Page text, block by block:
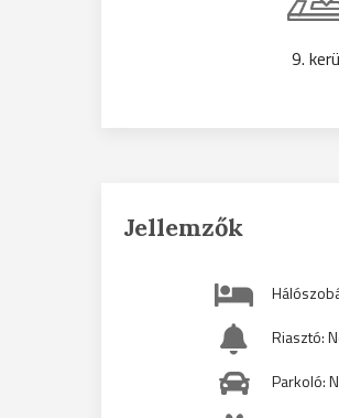
9.
Jellemzők
Riasztó:
Parkoló: